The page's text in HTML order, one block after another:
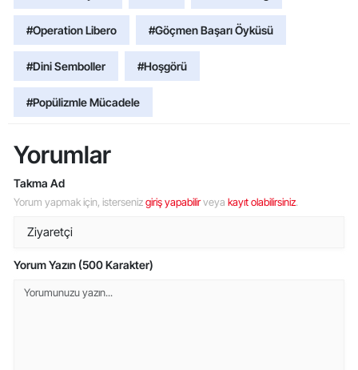
#Operation Libero #Göçmen Başarı Öyküsü
#Dini Semboller #Hoşgörü
#Popülizmle Mücadele
Yorumlar
Takma Ad
Yorum yapmak için, istersenizgiriş yapabilirveya kayıt olabilirsiniz.
Yorum Yazın (500 Karakter)